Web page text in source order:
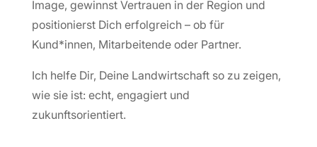
Image, gewinnst Vertrauen in der Region und
positionierst Dich erfolgreich – ob für
Kund*innen, Mitarbeitende oder Partner.
Ich helfe Dir, Deine Landwirtschaft so zu zeigen,
wie sie ist: echt, engagiert und
zukunftsorientiert.